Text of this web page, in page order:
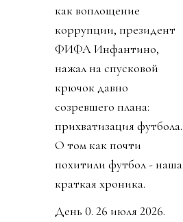
как воплощение
коррупции, президент
ФИФА Инфантино,
нажал на спусковой
крючок давно
созревшего плана:
прихватизация футбола.
О том как почти
похитили футбол - наша
краткая хроника.
День 0. 26 июля 2026.